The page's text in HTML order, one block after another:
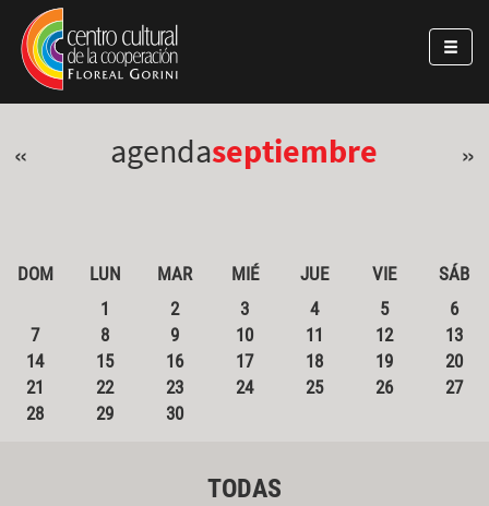
Pasar al contenido principal
Jump to main content
« agendaseptiembre »
DOM LUN MAR MIÉ JUE VIE
SÁB
1
2 3 4 5
6
7
8 9 10 11 12
13
14
15 16 17 18 19
20
21
22 23 24 25 26
27
28
29 30
TODAS